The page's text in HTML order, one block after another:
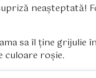
neașteptată!
sa îl ține grijulie
culoare roșie.